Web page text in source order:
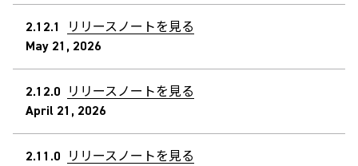
2.12.1
リリースノートを見る
May 21, 2026
2.12.0 リリースノートを見る
April 21, 2026
2.11.0 リリースノートを見る